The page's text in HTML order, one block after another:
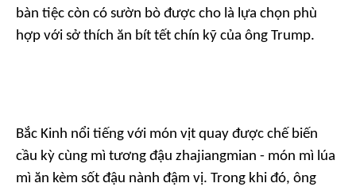
bàn tiệc còn có sườn bò được cho là lựa chọn phù
hợp với sở thích ăn bít tết chín kỹ của ông Trump.
Bắc Kinh nổi tiếng với món vịt quay được chế biến
cầu kỳ cùng mì tương đậu zhajiangmian - món mì lúa
mì ăn kèm sốt đậu nành đậm vị. Trong khi đó, ông